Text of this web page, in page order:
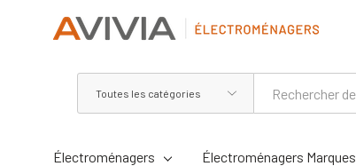
les
Électroménagers Électroménagers Marques